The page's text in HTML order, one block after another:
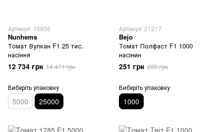
Артикул: 15806
Nunhems
Томат Вулкан F1 25 тис.
насіння
12 734 грн 14 471 грн
Виберіть упаковку
5000 25000
Артикул: 21217
Bejo
Томат Полфаст F1 1000
насінин
251 грн 285 грн
Виберіть упаковку
1000